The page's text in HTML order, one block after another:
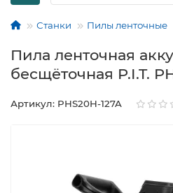
Станки Пилы ленточные
Пила ленточная
бесщёточная P.I.T.
Артикул: PHS20H-127A